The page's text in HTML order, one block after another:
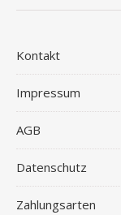
Kontakt
Impressum
AGB
Datenschutz
Zahlungsarten